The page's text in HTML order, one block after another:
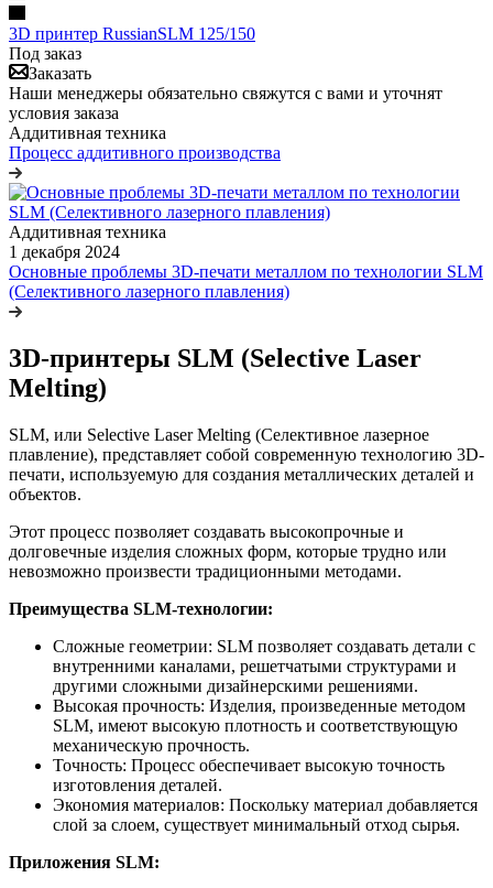
3D принтер RussianSLM 125/150
Под заказ
Заказать
Наши менеджеры обязательно свяжутся с вами и уточнят
условия заказа
Аддитивная техника
Процесс аддитивного производства
Аддитивная техника
1 декабря 2024
Основные проблемы 3D-печати металлом по технологии SLM
(Селективного лазерного плавления)
3D-принтеры SLM (Selective Laser
Melting)
SLM, или Selective Laser Melting (Селективное лазерное
плавление), представляет собой современную технологию 3D-
печати, используемую для создания металлических деталей и
объектов.
Этот процесс позволяет создавать высокопрочные и
долговечные изделия сложных форм, которые трудно или
невозможно произвести традиционными методами.
Преимущества SLM-технологии:
Сложные геометрии: SLM позволяет создавать детали с
внутренними каналами, решетчатыми структурами и
другими сложными дизайнерскими решениями.
Высокая прочность: Изделия, произведенные методом
SLM, имеют высокую плотность и соответствующую
механическую прочность.
Точность: Процесс обеспечивает высокую точность
изготовления деталей.
Экономия материалов: Поскольку материал добавляется
слой за слоем, существует минимальный отход сырья.
Приложения SLM: